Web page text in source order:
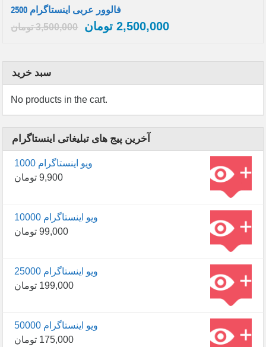
2500 فالوور عربی اینستاگرام
3,500,000 تومان 2,500,000 تومان
سبد خرید
No products in the cart.
آخرین پیج های تبلیغاتی اینستاگرام
1000 ویو اینستاگرام
9,900 تومان
10000 ویو اینستاگرام
99,000 تومان
25000 ویو اینستاگرام
199,000 تومان
50000 ویو اینستاگرام
175,000 تومان